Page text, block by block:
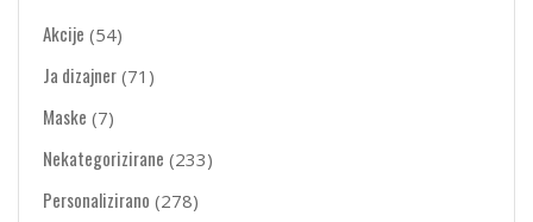
Akcije (54)
Ja dizajner (71)
Maske (7)
Nekategorizirane (233)
Personalizirano (278)